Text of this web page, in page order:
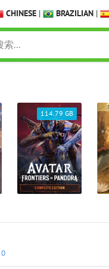
CHINESE | BRAZILIAN |
114.79 GB
0